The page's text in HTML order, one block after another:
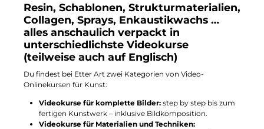
Resin, Schablonen, Strukturmaterialien,
Collagen, Sprays, Enkaustikwachs …
alles anschaulich verpackt in
unterschiedlichste Videokurse
(teilweise auch auf Englisch)
Du findest bei Etter Art zwei Kategorien von Video-
Onlinekursen für Kunst:
Videokurse für komplette Bilder:step by step bis zum
fertigen Kunstwerk – inklusive Bildkomposition.
Videokurse für Materialien und Techniken: